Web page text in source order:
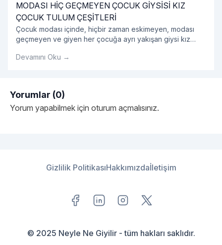
MODASI HİÇ GEÇMEYEN ÇOCUK GİYSİSİ KIZ
ÇOCUK TULUM ÇEŞİTLERİ
Çocuk modası içinde, hiçbir zaman eskimeyen, modası
geçmeyen ve giyen her çocuğa ayrı yakışan giysi kız
Devamını Oku →
Yorumlar (0)
Yorum yapabilmek için oturum açmalısınız.
Gizlilik PolitikasıHakkımızdaİletişim
© 2025 Neyle Ne Giyilir - tüm hakları saklıdır.